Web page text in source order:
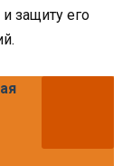
защиту его